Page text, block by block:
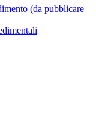
(da pubblicare